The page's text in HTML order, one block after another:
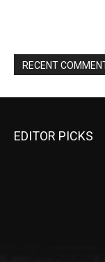
RECENT
EDITOR PICKS